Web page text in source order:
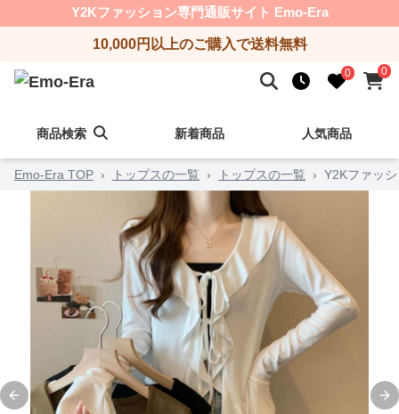
Y2Kファッション専門通販サイト Emo-Era
10,000円以上のご購入で送料無料
0 0
商品検索 新着商品 人気商品
Emo-Era TOP › トップスの一覧 › トップスの一覧 › Y2Kファッ
Previous slide